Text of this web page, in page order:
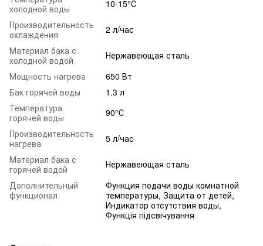
холодной воды
10-15°С
Производительность
охлаждения
2 л/час
Материал бака с
холодной водой
Нержавеющая сталь
Мощность нагрева
650 Вт
Бак горячей воды
1.3 л
Температура
горячей воды
90°С
Производительность
нагрева
5 л/час
Материал бака с
горячей водой
Нержавеющая сталь
Дополнительный
функционал
Функция подачи воды комнатной
температуры, Защита от детей,
Индикатор отсутствия воды,
Функція підсвічування